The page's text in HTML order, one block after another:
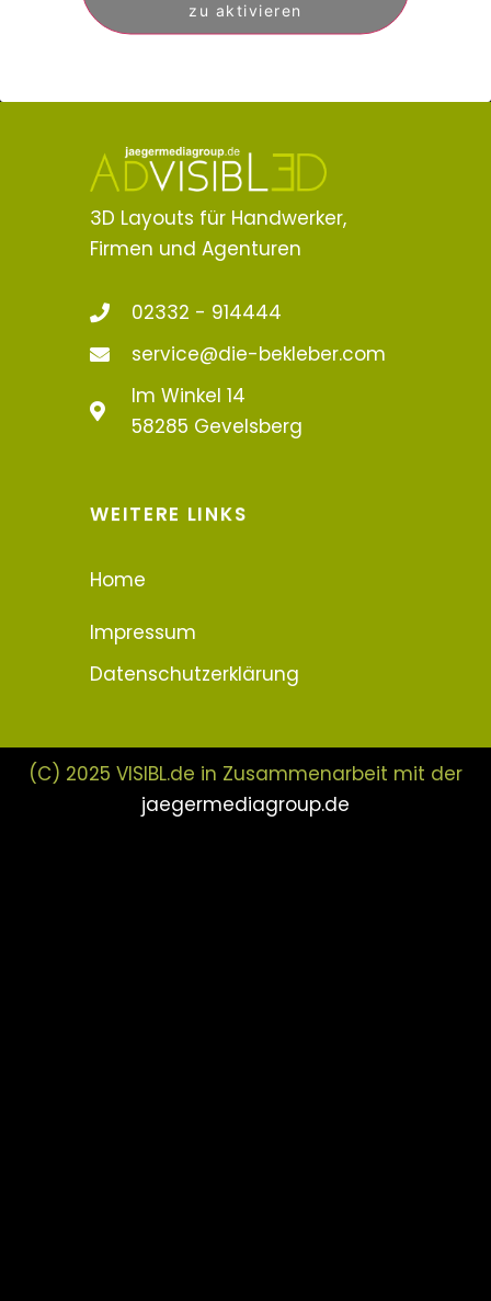
zu aktivieren
3D Layouts für Handwerker,
Firmen und Agenturen
02332 - 914444
service@die-bekleber.com
Im Winkel 14
58285 Gevelsberg
WEITERE LINKS
Home
Impressum
Datenschutzerklärung
(C) 2025 VISIBL.de in Zusammenarbeit mit der
jaegermediagroup.de